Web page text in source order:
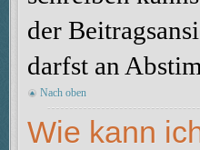
der
darfst an
Nach oben
Wie kann